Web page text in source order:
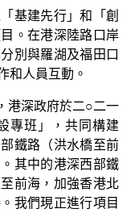
基建先行」和「創
。在港深陸路口岸
別與羅湖及福田口
和人員互動。
港深政府於二○二一
專班」，共同構建
鐵路（洪水橋至前
其中的港深西部鐵
前海，加強香港北
我們現正進行項目